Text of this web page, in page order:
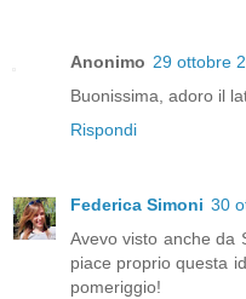
Anonimo 29 ottobre
Buonissima, adoro il
Rispondi
Federica Simoni 30
Avevo visto anche da
piace proprio questa
pomeriggio!